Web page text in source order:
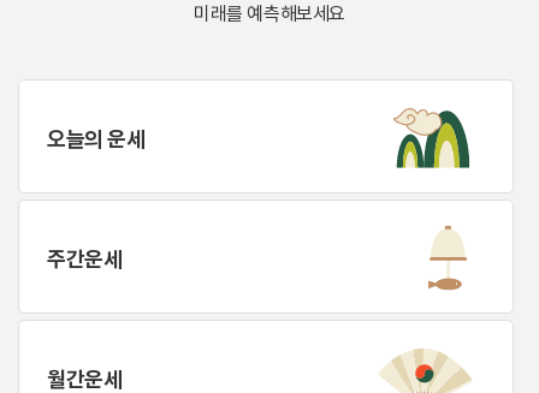
미래를 예측해보세요
오늘의 운세
주간운세
월간운세